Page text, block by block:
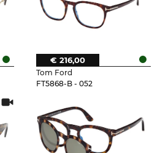
Tom Ford
FT5868-B - 052
€ 216,00